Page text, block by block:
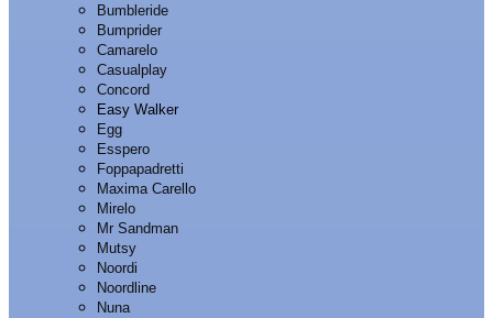
Bumbleride
Bumprider
Camarelo
Casualplay
Concord
Easy Walker
Egg
Esspero
Foppapadretti
Maxima Carello
Mirelo
Mr Sandman
Mutsy
Noordi
Noordline
Nuna